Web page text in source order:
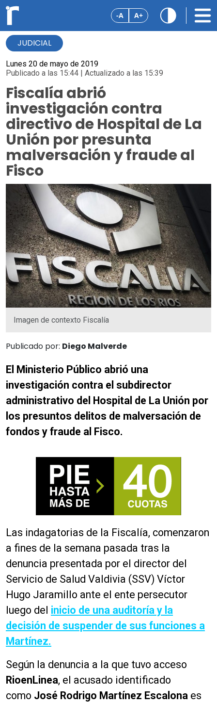
-A A+
JUDICIAL
Lunes 20 de mayo de 2019
Publicado a las 15:44 | Actualizado a las 15:39
Fiscalía abrió
investigación contra
directivo de Hospital de La
Unión por presunta
malversación y fraude al
Fisco
Imagen de contexto Fiscalía
Publicado por: Diego Malverde
El Ministerio Público abrió una
investigación contra el subdirector
administrativo del Hospital de La Unión por
los presuntos delitos de malversación de
fondos y fraude al Fisco.
Las indagatorias de la Fiscalía, comenzaron
a fines de la semana pasada tras la
denuncia presentada por el director del
Servicio de Salud Valdivia (SSV) Víctor
Hugo Jaramillo ante el ente persecutor
luego del inicio de una auditoría y la
decisión de suspender de sus funciones a
Martínez.
Según la denuncia a la que tuvo acceso
RioenLinea, el acusado identificado
como José Rodrigo Martínez Escalona es